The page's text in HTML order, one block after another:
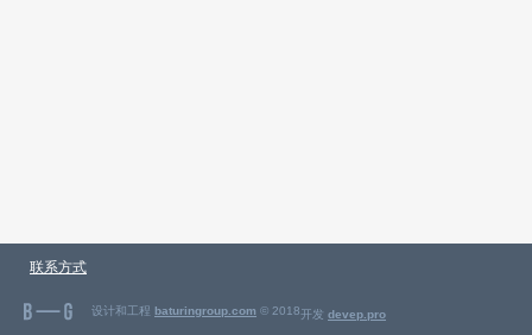
联系方式
设计和工程 baturingroup.com © 2018开发 devep.pro